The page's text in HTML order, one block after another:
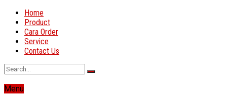
Home
Product
Cara Order
Service
Contact Us
Menu